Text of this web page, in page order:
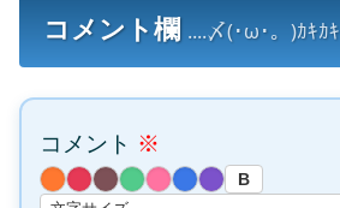
コメント欄 ....〆(･ω･。)ｶｷｶｷ
コメント ※
B